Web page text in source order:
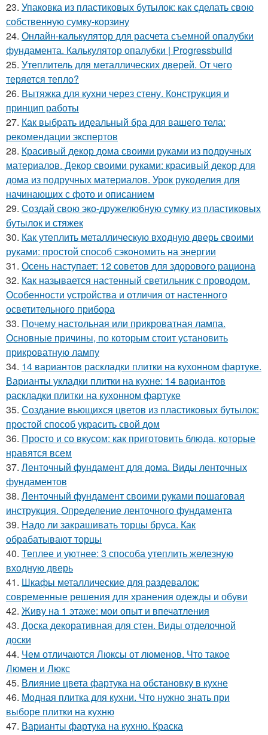
23. Упаковка из пластиковых бутылок: как сделать свою
собственную сумку-корзину
24. Онлайн-калькулятор для расчета съемной опалубки
фундамента. Калькулятор опалубки | Progressbuild
25. Утеплитель для металлических дверей. От чего
теряется тепло?
26. Вытяжка для кухни через стену. Конструкция и
принцип работы
27. Как выбрать идеальный бра для вашего тела:
рекомендации экспертов
28. Красивый декор дома своими руками из подручных
материалов. Декор своими руками: красивый декор для
дома из подручных материалов. Урок рукоделия для
начинающих с фото и описанием
29. Создай свою эко-дружелюбную сумку из пластиковых
бутылок и стяжек
30. Как утеплить металлическую входную дверь своими
руками: простой способ сэкономить на энергии
31. Осень наступает: 12 советов для здорового рациона
32. Как называется настенный светильник с проводом.
Особенности устройства и отличия от настенного
осветительного прибора
33. Почему настольная или прикроватная лампа.
Основные причины, по которым стоит установить
прикроватную лампу
34. 14 вариантов раскладки плитки на кухонном фартуке.
Варианты укладки плитки на кухне: 14 вариантов
раскладки плитки на кухонном фартуке
35. Создание вьющихся цветов из пластиковых бутылок:
простой способ украсить свой дом
36. Просто и со вкусом: как приготовить блюда, которые
нравятся всем
37. Ленточный фундамент для дома. Виды ленточных
фундаментов
38. Ленточный фундамент своими руками пошаговая
инструкция. Определение ленточного фундамента
39. Надо ли закрашивать торцы бруса. Как
обрабатывают торцы
40. Теплее и уютнее: 3 способа утеплить железную
входную дверь
41. Шкафы металлические для раздевалок:
современные решения для хранения одежды и обуви
42. Живу на 1 этаже: мои опыт и впечатления
43. Доска декоративная для стен. Виды отделочной
доски
44. Чем отличаются Люксы от люменов. Что такое
Люмен и Люкс
45. Влияние цвета фартука на обстановку в кухне
46. Модная плитка для кухни. Что нужно знать при
выборе плитки на кухню
47. Варианты фартука на кухню. Краска